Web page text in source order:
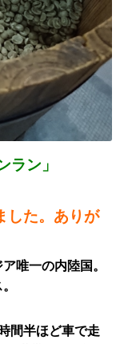
ラン」
した。ありが
唯一の内陸国。
間半ほど車で走